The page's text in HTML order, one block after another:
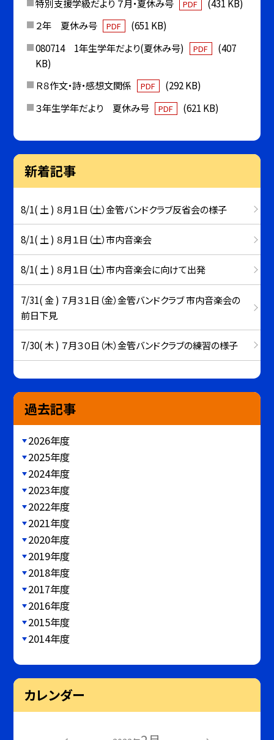
特別支援学級だより ７月・夏休み号 PDF
(431 KB)
２年 夏休み号
PDF
(651 KB)
080714 1年生学年だより(夏休み号)
PDF
(407
KB)
Ｒ８作文・詩・感想文関係
PDF
(292 KB)
３年生学年だより 夏休み号
PDF (621 KB)
新着記事
8/1( 土 ) ８月１日（土）金管バンドクラブ反省会の様子
8/1( 土 ) ８月１日（土）市内音楽会
8/1( 土 ) ８月１日（土）市内音楽会に向けて出発
7/31( 金 ) ７月３１日（金）金管バンドクラブ 市内音楽会の
前日下見
7/30( 木 ) ７月３０日（木）金管バンドクラブの練習の様子
過去記事
2026年度
2025年度
2024年度
2023年度
2022年度
2021年度
2020年度
2019年度
2018年度
2017年度
2016年度
2015年度
2014年度
カレンダー